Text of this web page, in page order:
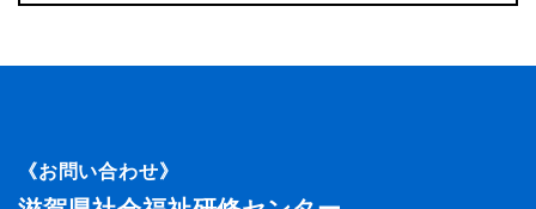
《お問い合わせ》